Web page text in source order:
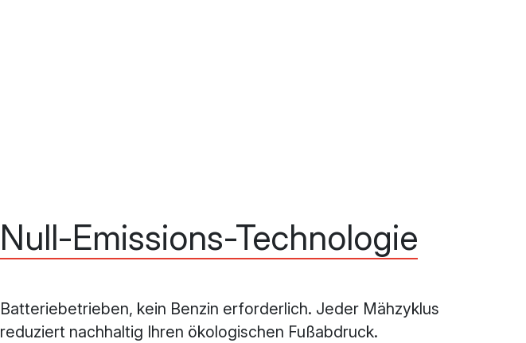
Null-Emissions-Technologie
Batteriebetrieben, kein Benzin erforderlich. Jeder Mähzyklus
reduziert nachhaltig Ihren ökologischen Fußabdruck.